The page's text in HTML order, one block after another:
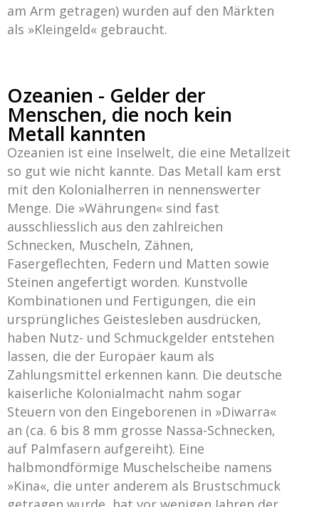
am Arm getragen) wurden auf den Märkten
als »Kleingeld« gebraucht.
Ozeanien - Gelder der
Menschen, die noch kein
Metall kannten
Ozeanien ist eine Inselwelt, die eine Metallzeit
so gut wie nicht kannte. Das Metall kam erst
mit den Kolonialherren in nennenswerter
Menge. Die »Währungen« sind fast
ausschliesslich aus den zahlreichen
Schnecken, Muscheln, Zähnen,
Fasergeflechten, Federn und Matten sowie
Steinen angefertigt worden. Kunstvolle
Kombinationen und Fertigungen, die ein
ursprüngliches Geistesleben ausdrücken,
haben Nutz- und Schmuckgelder entstehen
lassen, die der Europäer kaum als
Zahlungsmittel erkennen kann. Die deutsche
kaiserliche Kolonialmacht nahm sogar
Steuern von den Eingeborenen in »Diwarra«
an (ca. 6 bis 8 mm grosse Nassa-Schnecken,
auf Palmfasern aufgereiht). Eine
halbmondförmige Muschelscheibe namens
»Kina«, die unter anderem als Brustschmuck